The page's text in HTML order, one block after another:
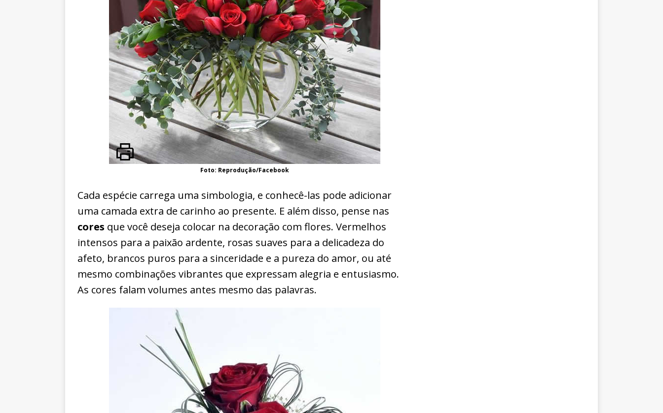
Foto: Reprodução/Facebook
Cada espécie carrega uma simbologia, e conhecê-las pode adicionar
uma camada extra de carinho ao presente. E além disso, pense nas
cores que você deseja colocar na decoração com flores. Vermelhos
intensos para a paixão ardente, rosas suaves para a delicadeza do
afeto, brancos puros para a sinceridade e a pureza do amor, ou até
mesmo combinações vibrantes que expressam alegria e entusiasmo.
As cores falam volumes antes mesmo das palavras.